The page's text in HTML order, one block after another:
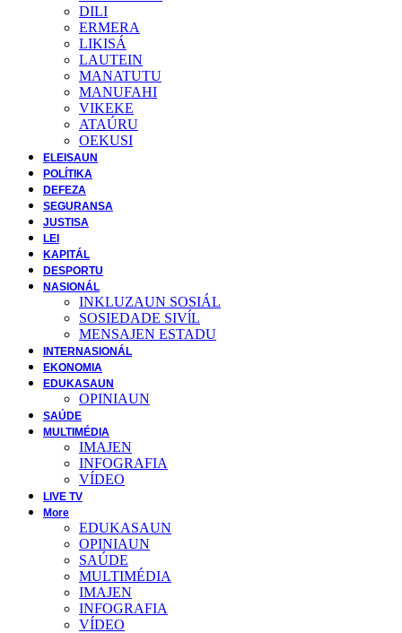
DILI
ERMERA
LIKISÁ
LAUTEIN
MANATUTU
MANUFAHI
VIKEKE
ATAÚRU
OEKUSI
ELEISAUN
POLÍTIKA
DEFEZA
SEGURANSA
JUSTISA
LEI
KAPITÁL
DESPORTU
NASIONÁL
INKLUZAUN SOSIÁL
SOSIEDADE SIVĺL
MENSAJEN ESTADU
INTERNASIONÁL
EKONOMIA
EDUKASAUN
OPINIAUN
SAÚDE
MULTIMÉDIA
IMAJEN
INFOGRAFIA
VÍDEO
LIVE TV
More
EDUKASAUN
OPINIAUN
SAÚDE
MULTIMÉDIA
IMAJEN
INFOGRAFIA
VÍDEO